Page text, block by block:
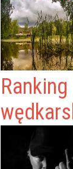
Ranking